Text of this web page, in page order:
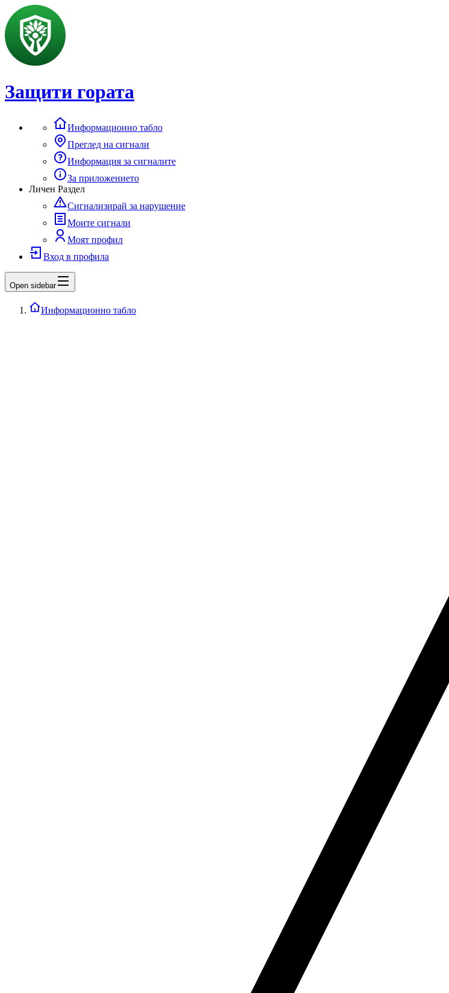
Защити гората
Информационно табло
Преглед на сигнали
Информация за сигналите
За приложението
Личен Раздел
Сигнализирай за нарушение
Моите сигнали
Моят профил
Вход в профила
Open sidebar
Информационно табло